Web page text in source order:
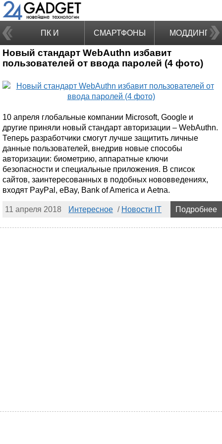
ПК И
НОУТБУКИ
СМАРТФОНЫ МОДДИНГ
Новый стандарт WebAuthn избавит
пользователей от ввода паролей (4 фото)
10 апреля глобальные компании Microsoft, Google и
другие приняли новый стандарт авторизации – WebAuthn.
Теперь разработчики смогут лучше защитить личные
данные пользователей, внедрив новые способы
авторизации: биометрию, аппаратные ключи
безопасности и специальные приложения. В список
сайтов, заинтересованных в подобных нововведениях,
входят PayPal, eBay, Bank of America и Aetna.
11 апреля 2018 Интересное / Новости IT Подробнее